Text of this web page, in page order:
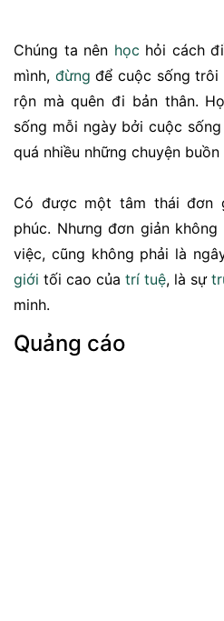
Chúng ta nên học hỏi cách
mình, đừng để cuộc sống trôi
rộn mà quên đi bản thân.
sống mỗi ngày bởi cuộc
quá nhiều những chuyện
Có được một tâm thái đơn
phúc. Nhưng đơn giản
việc, cũng không phải là
giới tối cao của trí tuệ, là sự
minh.
Quảng cáo